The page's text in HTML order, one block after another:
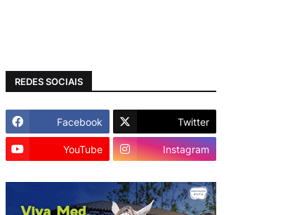
REDES SOCIAIS
Facebook Twitter
YouTube Instagram